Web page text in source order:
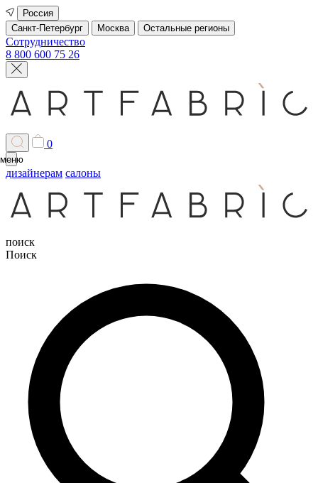
Россия
Санкт-Петербург
Москва Остальные регионы
Сотрудничество
8 800 600 75 26
0
меню
дизайнерам салоны
поиск
Поиск